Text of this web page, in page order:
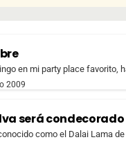
en mi party place favorito,
2009
será condecorado
como el Dalai Lama